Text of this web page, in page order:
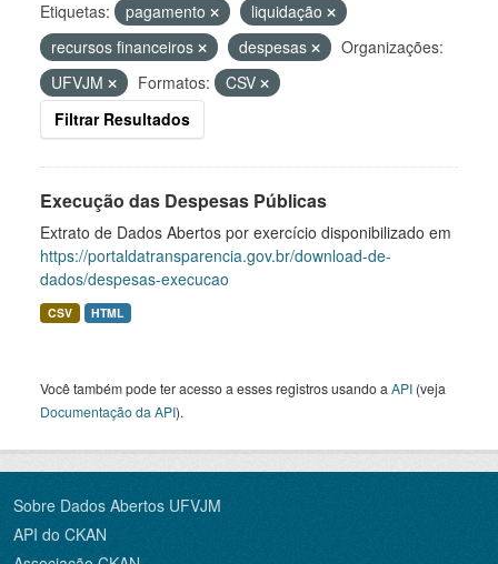
Etiquetas: pagamento
liquidação
recursos financeiros
despesas
Organizações:
UFVJM
Formatos:
CSV
Filtrar Resultados
Execução das Despesas Públicas
Extrato de Dados Abertos por exercício disponibilizado em
https://portaldatransparencia.gov.br/download-de-
dados/despesas-execucao
CSV HTML
Você também pode ter acesso a esses registros usando a API (veja
Documentação da API).
Sobre Dados Abertos UFVJM
API do CKAN